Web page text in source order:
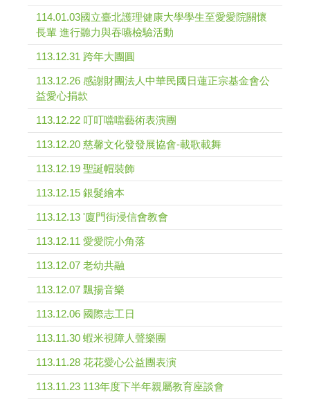
114.01.03國立臺北護理健康大學學生至愛愛院關懷
長輩 進行聽力與吞嚥檢驗活動
113.12.31 跨年大團圓
113.12.26 感謝財團法人中華民國日蓮正宗基金會公
益愛心捐款
113.12.22 叮叮噹噹藝術表演團
113.12.20 慈馨文化發發展協會-載歌載舞
113.12.19 聖誕帽裝飾
113.12.15 銀髮繪本
113.12.13 '廈門街浸信會教會
113.12.11 愛愛院小角落
113.12.07 老幼共融
113.12.07 飄揚音樂
113.12.06 國際志工日
113.11.30 蝦米視障人聲樂團
113.11.28 花花愛心公益團表演
113.11.23 113年度下半年親屬教育座談會